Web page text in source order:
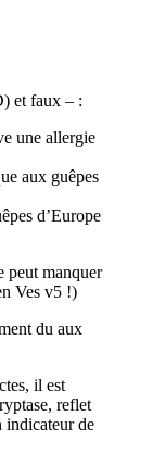
et faux – :
une allergie
aux guêpes
d’Europe
peut manquer
Ves v5 !)
du aux
il est
reflet
indicateur de